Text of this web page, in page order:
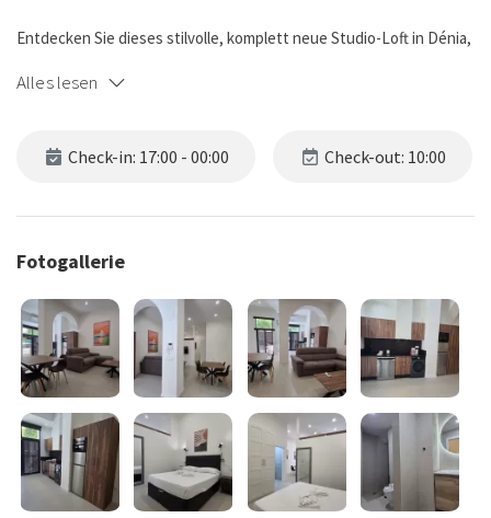
Entdecken Sie dieses stilvolle, komplett neue Studio-Loft in Dénia,
Aufenthalt im Herzen der Stadt konzipiert wurde.
Nur wenige Gehminuten von der lebhaften Calle Marqués de
Dieses moderne Loft im Erdgeschoss bietet 40 m² optimal
gestalteten Wohnraum für bis zu 3 Personen:
Schlafzimmer mit Doppelbett (150x190 cm)
Komfortables Schlafsofa für 1 Personen im Wohnbereich
Voll ausgestattete, neue offene Küche
Modernes Badezimmer mit Dusche
Alles lesen
Check-in: 17:00 - 00:00 Check-out: 10:00
Fotogallerie